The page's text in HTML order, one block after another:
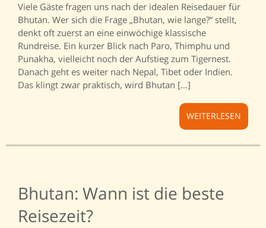
Viele Gäste fragen uns nach der idealen Reisedauer für
Bhutan. Wer sich die Frage „Bhutan, wie lange?“ stellt,
denkt oft zuerst an eine einwöchige klassische
Rundreise. Ein kurzer Blick nach Paro, Thimphu und
Punakha, vielleicht noch der Aufstieg zum Tigernest.
Danach geht es weiter nach Nepal, Tibet oder Indien.
Das klingt zwar praktisch, wird Bhutan […]
WEITERLESEN
Bhutan: Wann ist die beste
Reisezeit?